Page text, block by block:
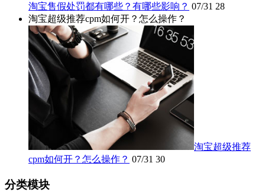
淘宝售假处罚都有哪些？有哪些影响？ 07/31 28
淘宝超级推荐cpm如何开？怎么操作？
淘宝超级推荐
cpm如何开？怎么操作？ 07/31 30
分类模块